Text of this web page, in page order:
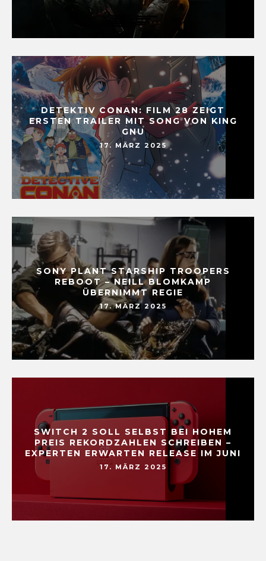
DETEKTIV CONAN: FILM 28 ZEIGT
ERSTEN TRAILER MIT SONG VON KING
GNU
17. MÄRZ 2025
SONY PLANT STARSHIP TROOPERS
REBOOT – NEILL BLOMKAMP
ÜBERNIMMT REGIE
17. MÄRZ 2025
SWITCH 2 SOLL SELBST BEI HOHEM
PREIS REKORDZAHLEN SCHREIBEN –
EXPERTEN ERWARTEN RELEASE IM JUNI
17. MÄRZ 2025